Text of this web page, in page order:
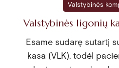
Valstybinės
Valstybinės ligonių
Esame sudarę sutartį
kasa (VLK), todėl